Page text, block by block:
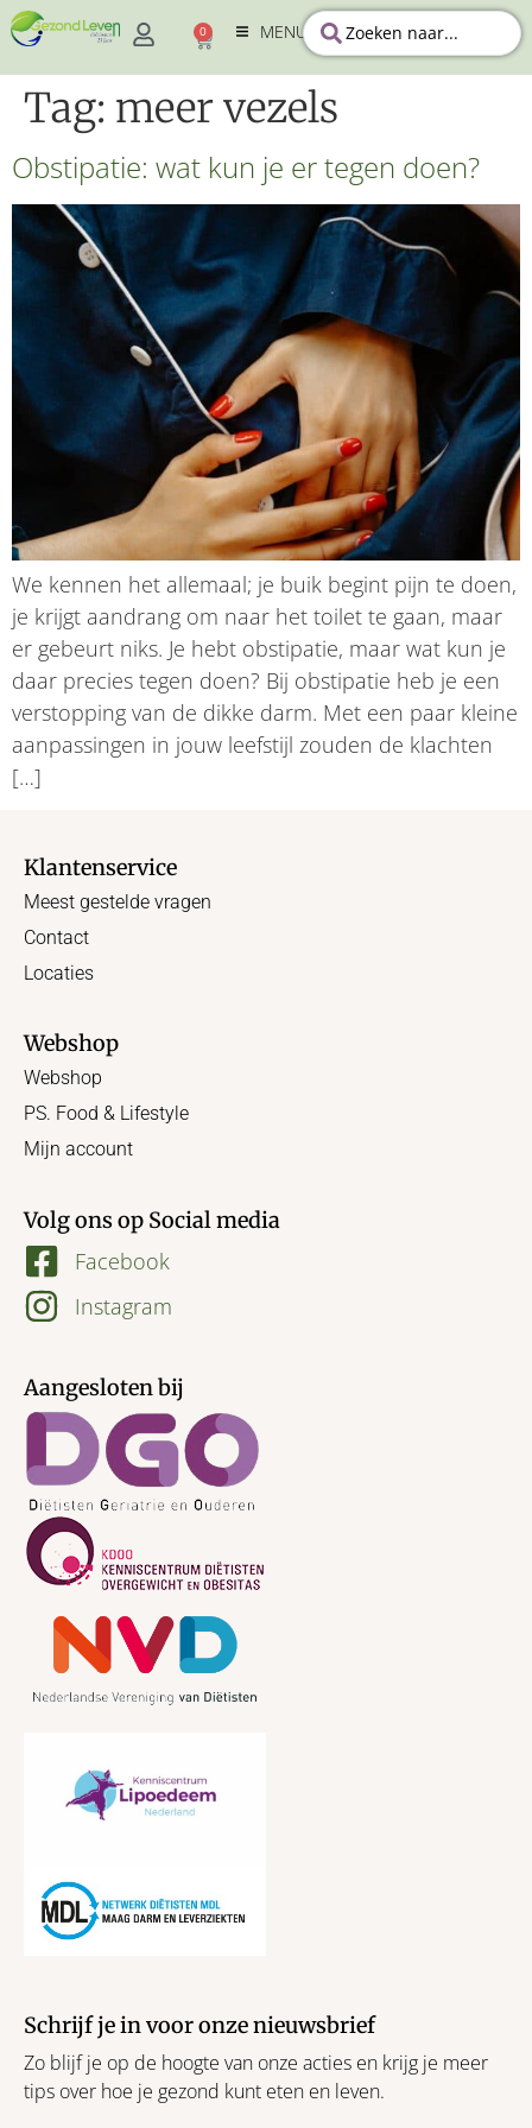
0 MENU
Tag: meer vezels
Obstipatie: wat kun je er tegen doen?
We kennen het allemaal; je buik begint pijn te doen,
je krijgt aandrang om naar het toilet te gaan, maar
er gebeurt niks. Je hebt obstipatie, maar wat kun je
daar precies tegen doen? Bij obstipatie heb je een
verstopping van de dikke darm. Met een paar kleine
aanpassingen in jouw leefstijl zouden de klachten
[…]
Klantenservice
Meest gestelde vragen
Contact
Locaties
Webshop
Webshop
PS. Food & Lifestyle
Mijn account
Volg ons op Social media
Facebook
Instagram
Aangesloten bij
Schrijf je in voor onze nieuwsbrief
Zo blijf je op de hoogte van onze acties en krijg je meer
tips over hoe je gezond kunt eten en leven.